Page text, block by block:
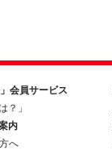
会員サービス
？」
内
へ